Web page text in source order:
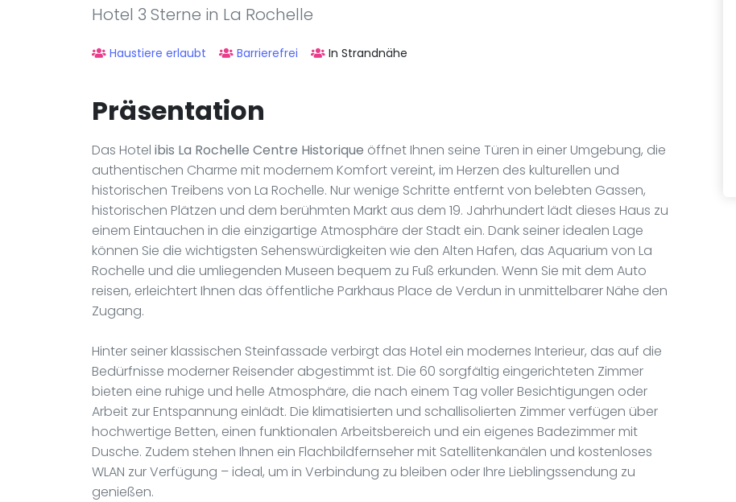
Hotel 3 Sterne in La Rochelle
Haustiere erlaubt Barrierefrei In Strandnähe
Präsentation
Das Hotel ibis La Rochelle Centre Historique öffnet Ihnen seine Türen in einer Umgebung, die
authentischen Charme mit modernem Komfort vereint, im Herzen des kulturellen und
historischen Treibens von La Rochelle. Nur wenige Schritte entfernt von belebten Gassen,
historischen Plätzen und dem berühmten Markt aus dem 19. Jahrhundert lädt dieses Haus zu
einem Eintauchen in die einzigartige Atmosphäre der Stadt ein. Dank seiner idealen Lage
können Sie die wichtigsten Sehenswürdigkeiten wie den Alten Hafen, das Aquarium von La
Rochelle und die umliegenden Museen bequem zu Fuß erkunden. Wenn Sie mit dem Auto
reisen, erleichtert Ihnen das öffentliche Parkhaus Place de Verdun in unmittelbarer Nähe den
Zugang.
Hinter seiner klassischen Steinfassade verbirgt das Hotel ein modernes Interieur, das auf die
Bedürfnisse moderner Reisender abgestimmt ist. Die 60 sorgfältig eingerichteten Zimmer
bieten eine ruhige und helle Atmosphäre, die nach einem Tag voller Besichtigungen oder
Arbeit zur Entspannung einlädt. Die klimatisierten und schallisolierten Zimmer verfügen über
hochwertige Betten, einen funktionalen Arbeitsbereich und ein eigenes Badezimmer mit
Dusche. Zudem stehen Ihnen ein Flachbildfernseher mit Satellitenkanälen und kostenloses
WLAN zur Verfügung – ideal, um in Verbindung zu bleiben oder Ihre Lieblingssendung zu
genießen.